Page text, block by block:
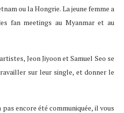
ou la Hongrie. La jeune femme a
fan meetings au Myanmar et au
Jeon Jiyoon et Samuel Seo se
sur leur single, et donner le
encore été communiquée, il vous